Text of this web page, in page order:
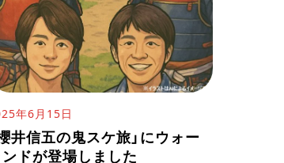
年6月15日
櫻井信五の鬼スケ旅」にウォー
ンドが登場しました